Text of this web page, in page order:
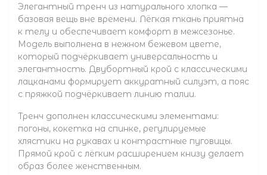
Элегантный тренч из натурального хлопка —
базовая вещь вне времени. Лёгкая ткань приятна
к телу и обеспечивает комфорт в межсезонье.
Модель выполнена в нежном бежевом цвете,
который подчёркивает универсальность и
элегантность. Двубортный крой с классическими
лацканами формирует аккуратный силуэт, а пояс
с пряжкой подчёркивает линию талии.
Тренч дополнен классическими элементами:
погоны, кокетка на спинке, регулируемые
хлястики на рукавах и контрастные пуговицы.
Прямой крой с лёгким расширением книзу делает
образ более женственным.